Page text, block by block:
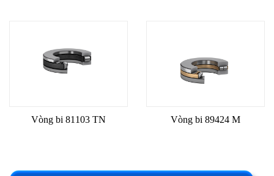
Vòng bi 81103 TN Vòng bi 89424 M